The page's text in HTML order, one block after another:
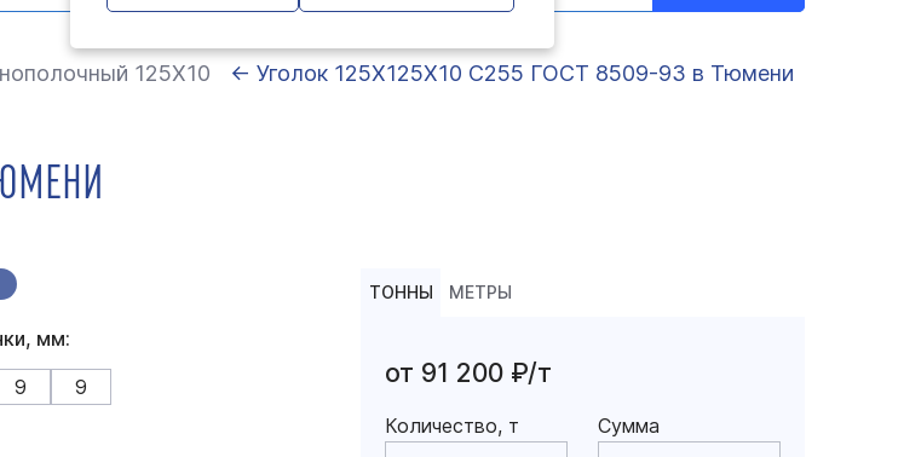
125Х10 ← Уголок 125Х125Х10 С255 ГОСТ 8509-93 в Тюмени
мм:
9 9
ТОННЫ МЕТРЫ
от 91 200 ₽/т
Количество, т Сумма